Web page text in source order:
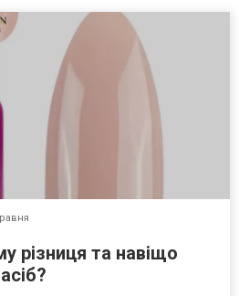
різниця та навіщо